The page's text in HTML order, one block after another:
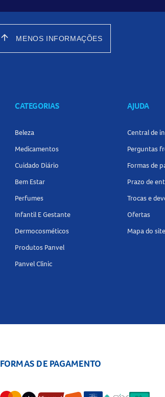
arrow_upward MENOS INFORMAÇÕES
CATEGORIAS
Beleza
Medicamentos
Cuidado Diário
Bem Estar
Perfumes
Infantil E Gestante
Dermocosméticos
Produtos Panvel
Panvel Clinic
AJUDA
Central de
Perguntas
Formas de
Prazo de
Trocas e
Ofertas
Mapa do site
FORMAS DE PAGAMENTO